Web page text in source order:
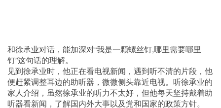
和徐承业对话，能加深对“我是一颗螺丝钉,哪里需要哪里
钉”这句话的理解。
见到徐承业时，他正在看电视新闻，遇到听不清的片段，他
便赶紧调整耳边的助听器，微微侧头靠近电视。听徐承业的
家人介绍，虽然徐承业的听力不太好，但他每天坚持戴着助
听器看新闻，了解国内外大事以及党和国家的政策方针。